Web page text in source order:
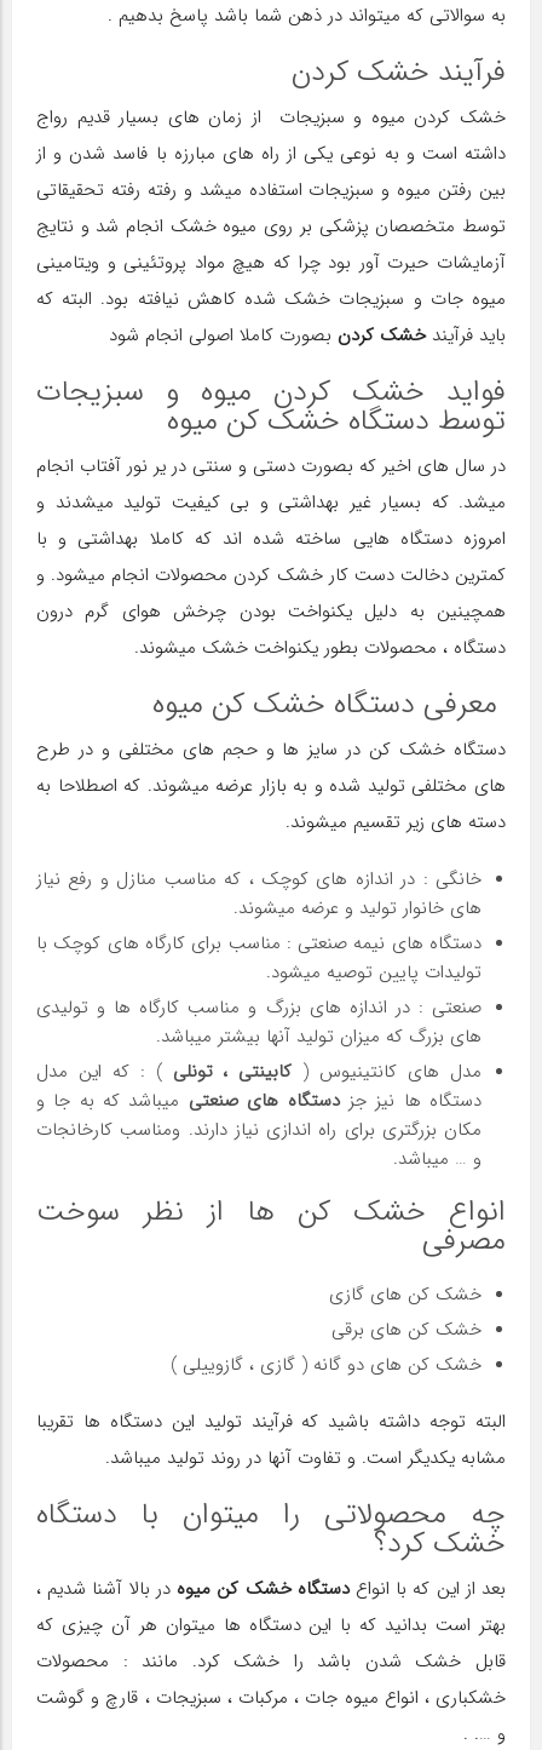
به سوالاتی که میتواند در ذهن شما باشد پاسخ بدهیم .
فرآیند خشک کردن
خشک کردن میوه و سبزیجات از زمان های بسیار قدیم رواج
داشته است و به نوعی یکی از راه های مبارزه با فاسد شدن و از
بین رفتن میوه و سبزیجات استفاده میشد و رفته رفته تحقیقاتی
توسط متخصصان پزشکی بر روی میوه خشک انجام شد و نتایج
آزمایشات حیرت آور بود چرا که هیچ مواد پروتئینی و ویتامینی
میوه جات و سبزیجات خشک شده کاهش نیافته بود. البته که
باید فرآیندخشک کردن بصورت کاملا اصولی انجام شود
فواید خشک کردن میوه و سبزیجات
توسط دستگاه خشک کن میوه
در سال های اخیر که بصورت دستی و سنتی در یر نور آفتاب انجام
میشد. که بسیار غیر بهداشتی و بی کیفیت تولید میشدند و
امروزه دستگاه هایی ساخته شده اند که کاملا بهداشتی و با
کمترین دخالت دست کار خشک کردن محصولات انجام میشود. و
همچینین به دلیل یکنواخت بودن چرخش هوای گرم درون
دستگاه ، محصولات بطور یکنواخت خشک میشوند.
معرفی دستگاه خشک کن میوه
دستگاه خشک کن در سایز ها و حجم های مختلفی و در طرح
های مختلفی تولید شده و به بازار عرضه میشوند. که اصطلاحا به
دسته های زیر تقسیم میشوند.
خانگی : در اندازه های کوچک ، که مناسب منازل و رفع نیاز
های خانوار تولید و عرضه میشوند.
دستگاه های نیمه صنعتی : مناسب برای کارگاه های کوچک با
تولیدات پایین توصیه میشود.
صنعتی : در اندازه های بزرگ و مناسب کارگاه ها و تولیدی
های بزرگ که میزان تولید آنها بیشتر میباشد.
مدل های کانتینیوس ( کابینتی ، تونلی ) : که این مدل
دستگاه ها نیز جزدستگاه های صنعتی میباشد که به جا و
مکان بزرگتری برای راه اندازی نیاز دارند. ومناسب کارخانجات
و … میباشد.
انواع خشک کن ها از نظر سوخت
مصرفی
خشک کن های گازی
خشک کن های برقی
خشک کن های دو گانه ( گازی ، گازوییلی )
البته توجه داشته باشید که فرآیند تولید این دستگاه ها تقریبا
مشابه یکدیگر است. و تفاوت آنها در روند تولید میباشد.
چه محصولاتی را میتوان با دستگاه
خشک کرد؟
بعد از این که با انواع دستگاه خشک کن میوه در بالا آشنا شدیم ،
بهتر است بدانید که با این دستگاه ها میتوان هر آن چیزی که
قابل خشک شدن باشد را خشک کرد. مانند : محصولات
خشکباری ، انواع میوه جات ، مرکبات ، سبزیجات ، قارچ و گوشت
و …. .